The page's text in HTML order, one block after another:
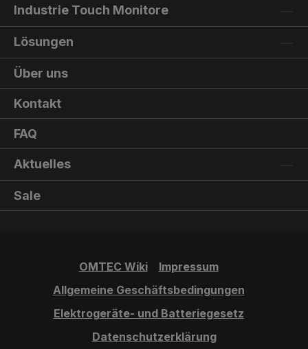
Industrie Touch Monitore
Lösungen
Über uns
Kontakt
FAQ
Aktuelles
Sale
OMTEC Wiki
Impressum
Allgemeine Geschäftsbedingungen
Elektrogeräte- und Batteriegesetz
Datenschutzerklärung